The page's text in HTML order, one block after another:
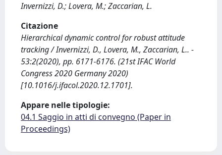
Invernizzi, D.; Lovera, M.; Zaccarian, L.
Citazione
Hierarchical dynamic control for robust attitude
tracking / Invernizzi, D., Lovera, M., Zaccarian, L.. -
53:2(2020), pp. 6171-6176. (21st IFAC World
Congress 2020 Germany 2020)
[10.1016/j.ifacol.2020.12.1701].
Appare nelle tipologie:
04.1 Saggio in atti di convegno (Paper in
Proceedings)